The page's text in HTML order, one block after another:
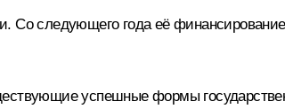
Со следующего года её
успешные формы